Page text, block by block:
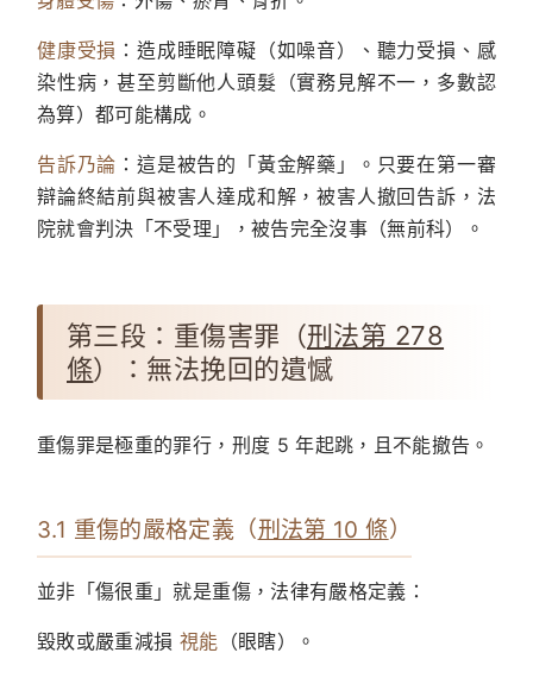
健康受損 ：造成睡眠障礙（如噪音）、聽力受損、感
染性病，甚至剪斷他人頭髮（實務見解不一，多數認
為算）都可能構成。
告訴乃論 ：這是被告的「黃金解藥」。只要在第一審
辯論終結前與被害人達成和解，被害人撤回告訴，法
院就會判決「不受理」，被告完全沒事（無前科）。
第三段：重傷害罪（刑法第 278
條）：無法挽回的遺憾
重傷罪是極重的罪行，刑度 5 年起跳，且不能撤告。
3.1 重傷的嚴格定義（刑法第 10 條）
並非「傷很重」就是重傷，法律有嚴格定義：
毀敗或嚴重減損 視能 （眼瞎）。